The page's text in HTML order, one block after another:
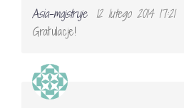
Asia-majstruje
12 lutego 2014 17:21
Gratulacje!